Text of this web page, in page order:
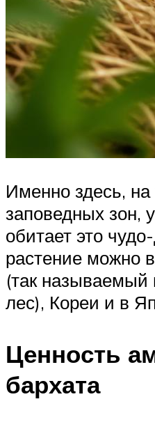
Именно здесь, на
заповедных зон,
обитает это
растение можно
(так называемый
лес), Кореи и в
Ценность
бархата